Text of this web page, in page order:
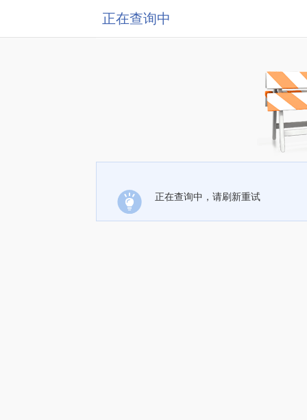
正在查询中
正在查询中，请刷新重试